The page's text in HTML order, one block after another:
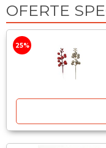
OFERTE
25%